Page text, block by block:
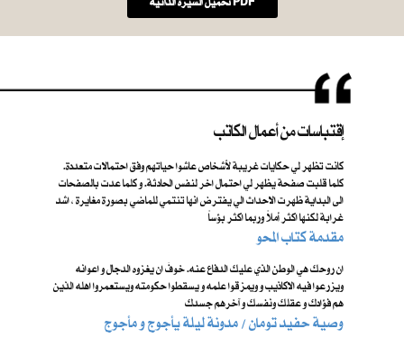
إقتباسات من أعمال الكاتب
كانت تظهر لي حكايات غريبة لأشخاص عاشوا حياتهم وفق احتمالات متعددة.
كلما قلبت صفحة يظهر لي احتمال اخر لنفس الحادثة. و كلما عدت بالصفحات
الى البداية ظهرت الاحداث الي يفترض انها تنتمي للماضي بصورة مغايرة ، اشد
غرابة لكنها اكثر أملاً وربما اكثر بؤساً
مقدمة كتاب المحو
ان روحك هي الوطن الذي عليك الدفاع عنه. خوفَ ان يغزوه الدجال و اعوانه
ويزرعوا فيه الاكاذيب و ويمزقوا علمه و يسقطوا حكومته ويستعمروا اهله الذين
هم فؤادك و عقلك ونفسك و آخرهم جسدك
​ وصية حفيد تومان / مدونة ليلة يأجوج و مأجوج